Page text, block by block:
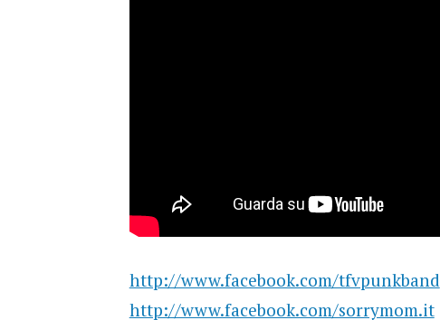
http://www.facebook.com/tfvpunkband
http://www.facebook.com/sorrymom.it